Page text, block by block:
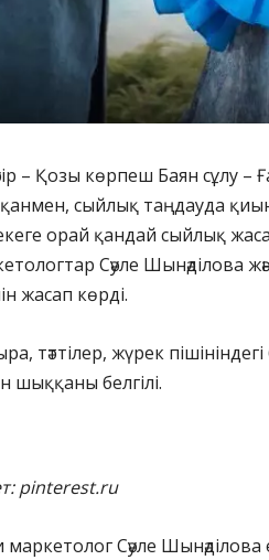
– Қозы көрпеш Баян сұлу –
сыйлық таңдауда
орай қандай сыйлық
Сәуле Шынәділова
жасап көрді.
тәттілер, жүрек
шыққаны белгілі.
pinterest.ru
маркетолог Сәуле